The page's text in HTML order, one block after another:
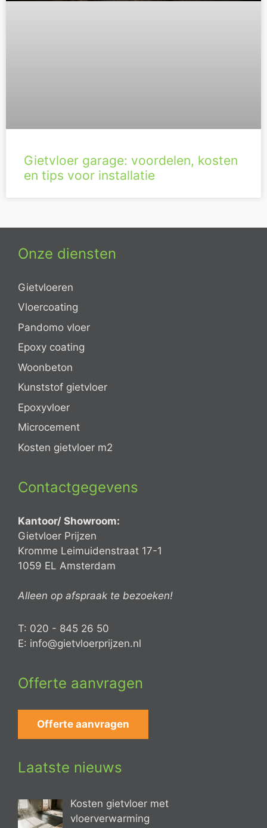
Gietvloer garage: voordelen, kosten
en tips voor installatie
Onze diensten
Gietvloeren
Vloercoating
Pandomo vloer
Epoxy coating
Woonbeton
Kunststof gietvloer
Epoxyvloer
Microcement
Kosten gietvloer m2
Contactgegevens
Kantoor/ Showroom:
Gietvloer Prijzen
Kromme Leimuidenstraat 17-1
1059 EL Amsterdam
Alleen op afspraak te bezoeken!
T: 020 - 845 26 50
E: info@gietvloerprijzen.nl
Offerte aanvragen
Offerte aanvragen
Laatste nieuws
Kosten gietvloer met
vloerverwarming